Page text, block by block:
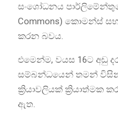
සංශෝධනය
Commons) කොමන්ස්
කරන බවය.
එමෙන්ම, වයස 16ට අඩු
සම්බන්ධයෙන් තමන්
ක්‍රියාවලියක් ක්‍රියාත්මක
ඇත.